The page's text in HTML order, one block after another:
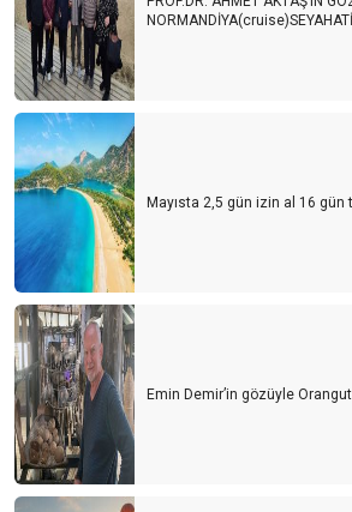
Mayısta 2,5 gün izin al 16 gün
Emin Demir’in gözüyle